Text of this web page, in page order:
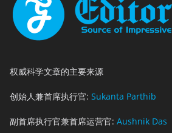
权威科学文章的主要来源
创始人兼首席执行官: Sukanta Parthib
副首席执行官兼首席运营官: Aushnik Das